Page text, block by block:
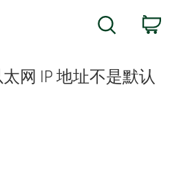
Search
太网 IP 地址不是默认